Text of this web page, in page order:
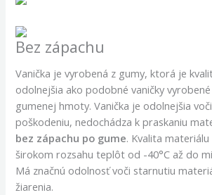
Bez zápachu
Vanička je vyrobená z gumy, ktorá je
odolnejšia ako podobné vaničky
gumenej hmoty. Vanička je odolnejšia
poškodeniu, nedochádza k praskaniu
bez zápachu po gume. Kvalita
širokom rozsahu teplôt od -40°C až do
Má značnú odolnosť voči starnutiu
žiarenia.